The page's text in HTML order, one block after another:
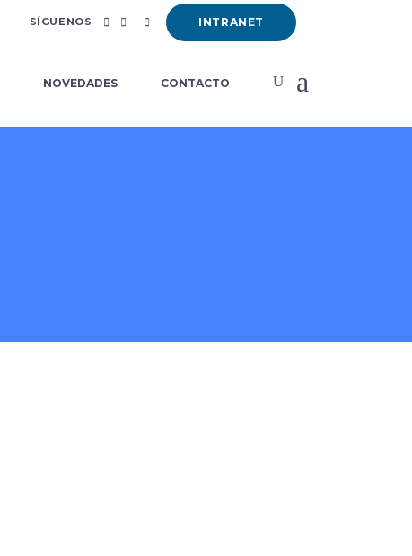
SÍGUENOS INTRANET
NOVEDADES CONTACTO